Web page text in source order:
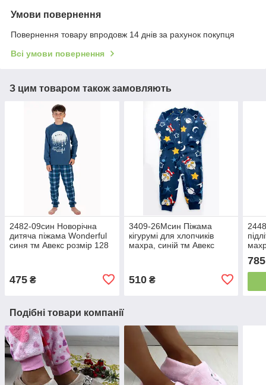
Умови повернення
Повернення товару впродовж 14 днів за рахунок покупця
Всі умови повернення
З цим товаром також замовляють
2482-09син Новорічна
дитяча піжама Wonderful
синя тм Авекс розмір 128
475 ₴
3409-26Мсин Піжама
кігурумі для хлопчиків
махра, синій тм Авекс
510₴
785
Подібні товари компанії